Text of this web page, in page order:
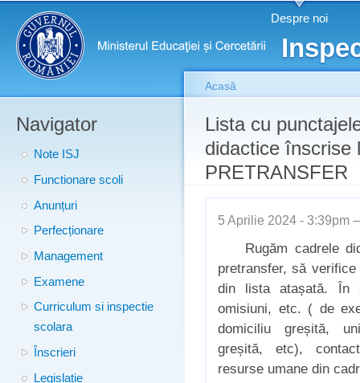
Meniu principal Despre noi
Navigator
Note ISJ
Functionare scoli
Anunțuri
Perfecționare
Management
Examene
Curriculum si inspectie
scolara
Înscrieri
Legislatie
Eşti aici
Acasă
Lista cu
didactice înscrise
PRETRANSFER
5 Aprilie 2024 - 3:39pm
Rugăm cadrele
pretransfer, să
din lista atașată. În
omisiuni, etc. ( de
domiciliu greșită,
greșită, etc),
resurse umane din